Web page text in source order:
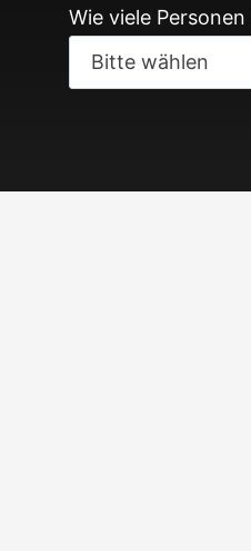
Wie viele Personen